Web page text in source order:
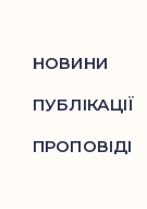
НОВИНИ
ПУБЛІКАЦІЇ
ПРОПОВІДІ